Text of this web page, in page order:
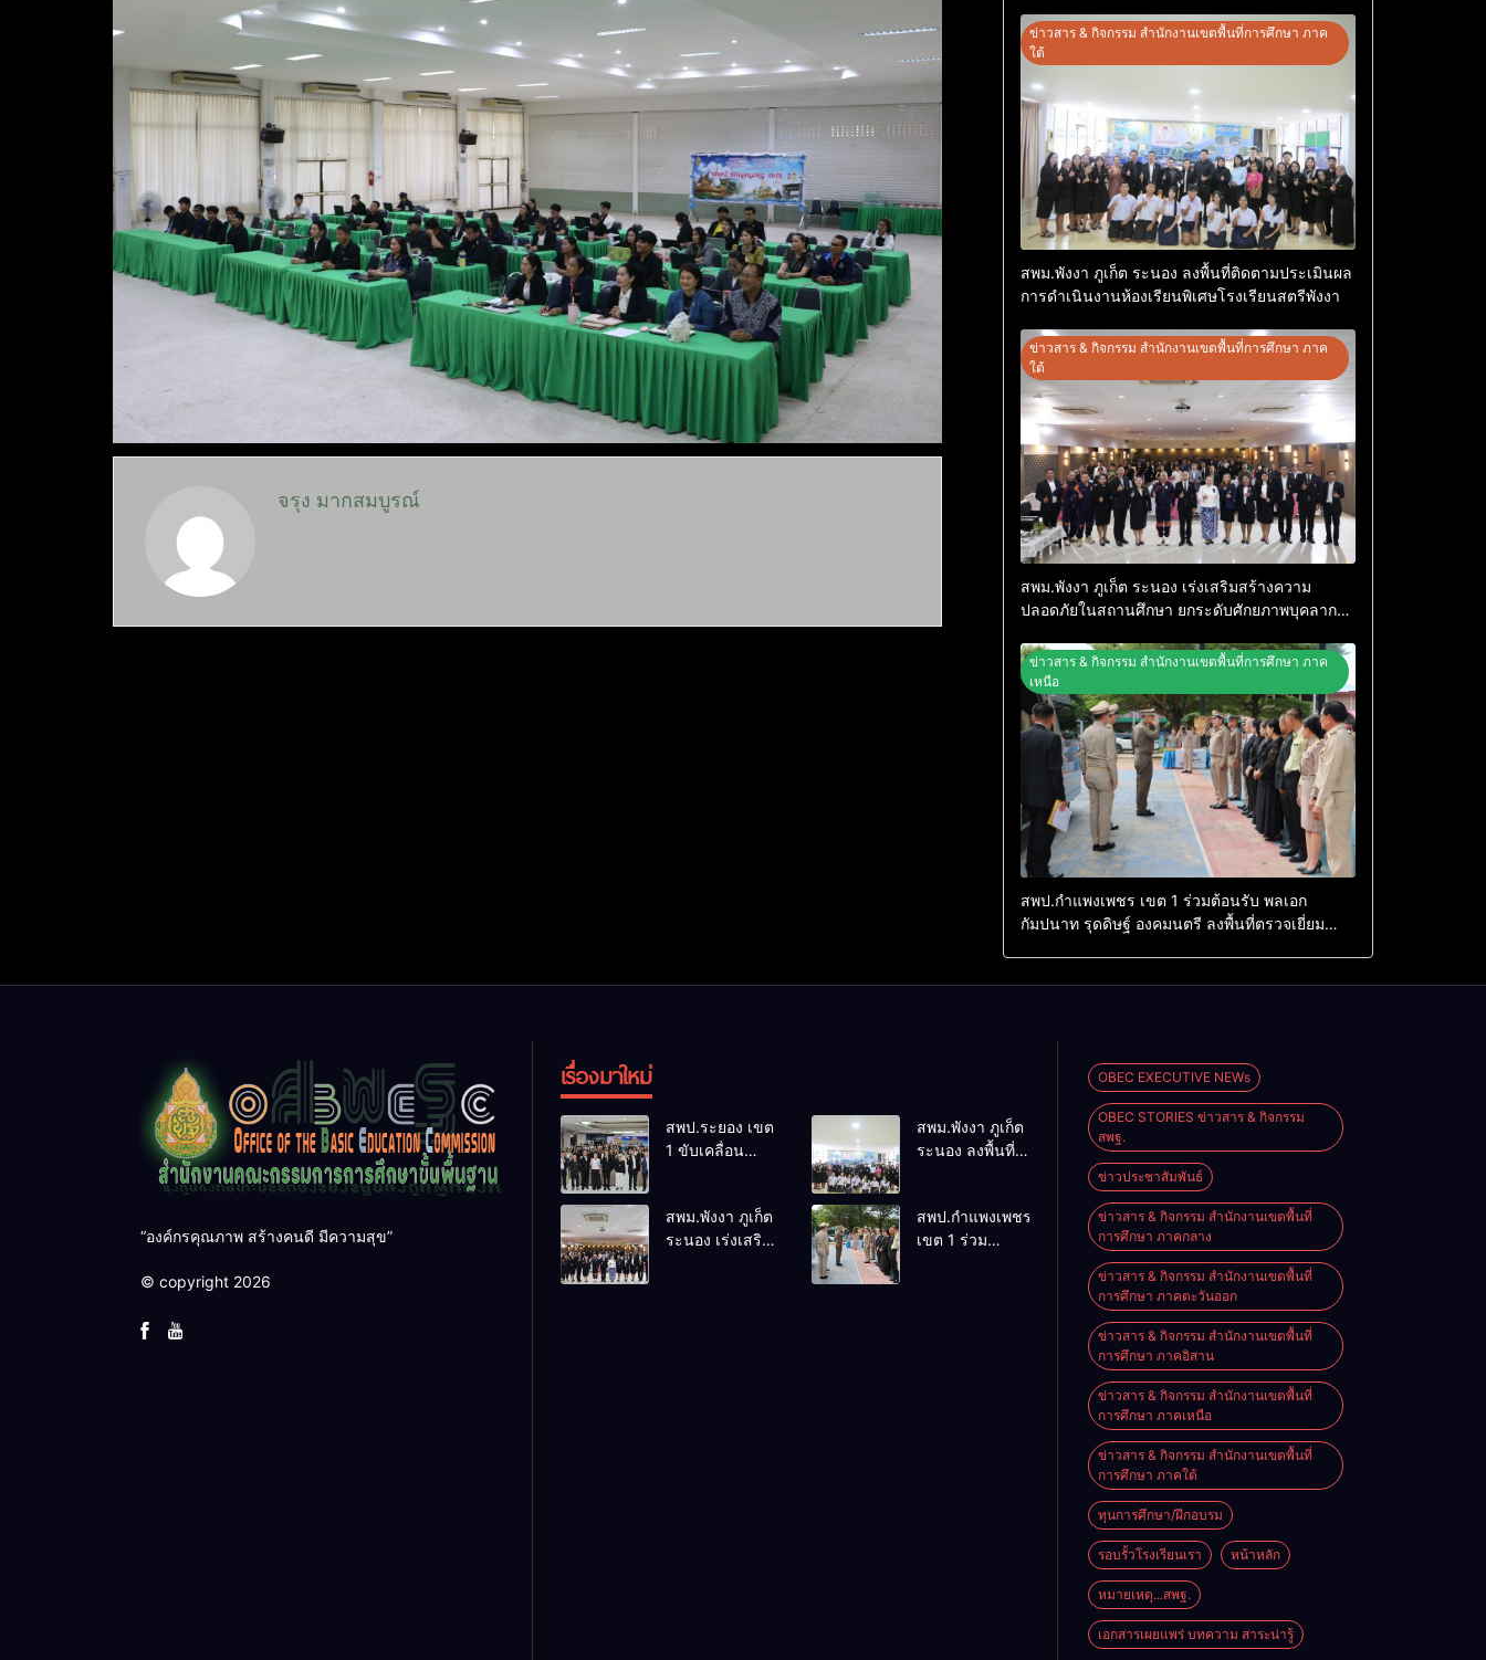
จรุง มากสมบูรณ์
ข่าวสาร & กิจกรรม สำนักงานเขตพื้นที่การศึกษา ภาค
ใต้
สพม.พังงา ภูเก็ต ระนอง ลงพื้นที่ติดตามประเมินผล
การดำเนินงานห้องเรียนพิเศษโรงเรียนสตรีพังงา
ข่าวสาร & กิจกรรม สำนักงานเขตพื้นที่การศึกษา ภาค
ใต้
สพม.พังงา ภูเก็ต ระนอง เร่งเสริมสร้างความ
ปลอดภัยในสถานศึกษา ยกระดับศักยภาพบุคลากร
ข่าวสาร & กิจกรรม สำนักงานเขตพื้นที่การศึกษา ภาค
เหนือ
สพป.กำแพงเพชร เขต 1 ร่วมต้อนรับ พลเอก
กัมปนาท รุดดิษฐ์ องคมนตรี ลงพื้นที่ตรวจเยี่ยม
“องค์กรคุณภาพ สร้างคนดี มีความสุข”
© copyright 2026
เรื่องมาใหม่
สพป.ระยอง เขต
1 ขับเคลื่อน
สุข” เสริมพลัง
ผู้นำนักเรียน สู่
สพม.พังงา ภูเก็ต
ระนอง ลงพื้นที่
งานห้องเรียน
พิเศษโรงเรียน
สพม.พังงา ภูเก็ต
ระนอง เร่งเสริม
สพป.กำแพงเพชร
เขต 1 ร่วม
OBEC EXECUTIVE NEWs
OBEC STORIES ข่าวสาร & กิจกรรม
สพฐ.
ข่าวประชาสัมพันธ์
ข่าวสาร & กิจกรรม สำนักงานเขตพื้นที่
การศึกษา ภาคกลาง
ข่าวสาร & กิจกรรม สำนักงานเขตพื้นที่
การศึกษา ภาคตะวันออก
ข่าวสาร & กิจกรรม สำนักงานเขตพื้นที่
การศึกษา ภาคอิสาน
ข่าวสาร & กิจกรรม สำนักงานเขตพื้นที่
การศึกษา ภาคเหนือ
ข่าวสาร & กิจกรรม สำนักงานเขตพื้นที่
การศึกษา ภาคใต้
ทุนการศึกษา/ฝึกอบรม
รอบรั้วโรงเรียนเรา หน้าหลัก
หมายเหตุ...สพฐ.
เอกสารเผยแพร่ บทความ สาระน่ารู้